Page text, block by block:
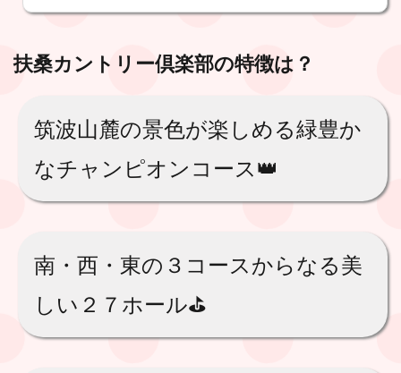
扶桑カントリー倶楽部の特徴は？
筑波山麓の景色が楽しめる緑豊か
なチャンピオンコース👑
南・西・東の３コースからなる美
しい２７ホール⛳️